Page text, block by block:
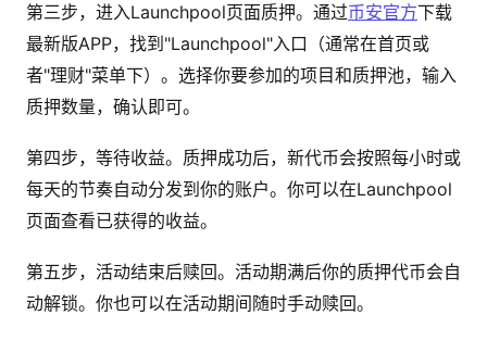
第三步，进入Launchpool页面质押。通过币安官方下载
最新版APP，找到"Launchpool"入口（通常在首页或
者"理财"菜单下）。选择你要参加的项目和质押池，输入
质押数量，确认即可。
第四步，等待收益。质押成功后，新代币会按照每小时或
每天的节奏自动分发到你的账户。你可以在Launchpool
页面查看已获得的收益。
第五步，活动结束后赎回。活动期满后你的质押代币会自
动解锁。你也可以在活动期间随时手动赎回。